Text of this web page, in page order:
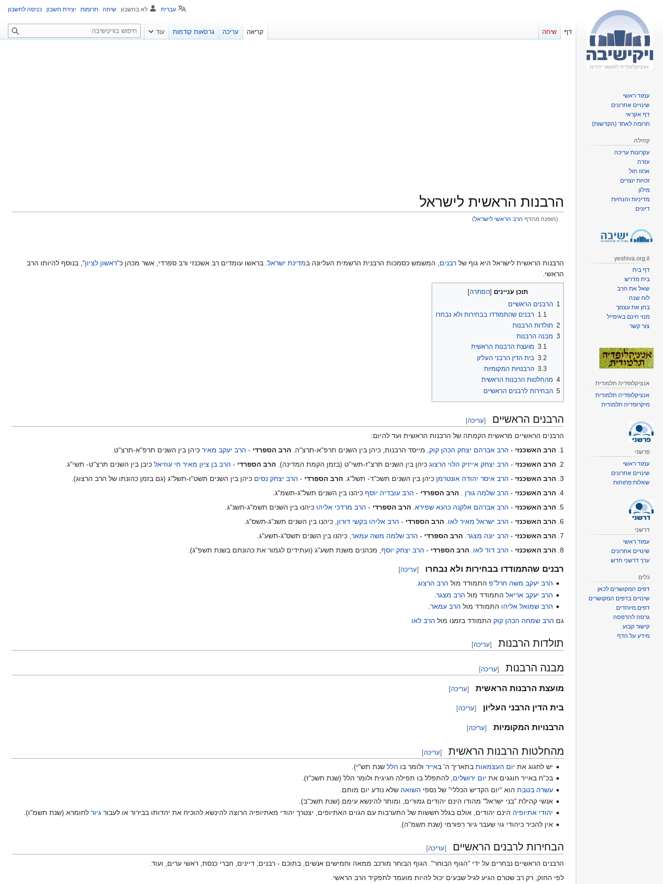
הרבנות הראשית לישראל
(הופנה מהדף הרב הראשי לישראל)
הרבנות הראשית לישראל היא גוף של רבנים , המשמש כסמכות הרבנית הרשמית העליונה במדינת ישראל . בראשו עומדים רב אשכנזי ורב ספרדי, אשר מכהן כ"ראשון לציון", בנוסף להיותו הרב
הראשי.
תוכן עניינים
1 הרבנים הראשיים
1.1 רבנים שהתמודדו בבחירות ולא נבחרו
2 תולדות הרבנות
3 מבנה הרבנות
3.1 מועצת הרבנות הראשית
3.2 בית הדין הרבני העליון
3.3 הרבנויות המקומיות
4 מהחלטות הרבנות הראשית
5 הבחירות לרבנים הראשיים
הרבנים הראשיים [עריכה]
הרבנים הראשיים מראשית הקמתה של הרבנות הראשית ועד להיום:
1. הרב האשכנזי - הרב אברהם יצחק הכהן קוק , מייסד הרבנות, כיהן בין השנים תרפ"א-תרצ"ה. הרב הספרדי - הרב יעקב מאיר כיהן בין השנים תרפ"א-תרצ"ט.
2. הרב האשכנזי - הרב יצחק אייזיק הלוי הרצוג כיהן בין השנים תרצ"ז-תשי"ט (בזמן הקמת המדינה). הרב הספרדי - הרב בן ציון מאיר חי עוזיאל כיבן בין השנים תרצ"ט- תשי"ג.
3. הרב האשכנזי - הרב איסר יהודה אונטרמן כיהן בין השנים תשכ"ד- תשל"ג. הרב הספרדי - הרב יצחק נסים כיהן בין השנים תשט"ו-תשל"ג (גם בזמן כהונתו של הרב הרצוג).
4. הרב האשכנזי - הרב שלמה גורן הרב הספרדי - הרב עובדיה יוסף כיהנו בין השנים תשל"ג-תשמ"ג.
5. הרב האשכנזי - הרב אברהם אלקנה כהנא שפירא הרב הספרדי - הרב מרדכי אליהו כיהנו בין השנים תשמ"ג-תשנ"ג.
6. הרב האשכנזי - הרב ישראל מאיר לאו הרב הספרדי - הרב אליהו בקשי דורון , כיהנו בין השנים תשנ"ג-תשס"ג.
7. הרב האשכנזי - הרב יונה מצגר הרב הספרדי - הרב שלמה משה עמאר , כיהנו בין השנים תשס"ג-תשע"ג.
8. הרב האשכנזי - הרב דוד לאו הרב הספרדי - הרב יצחק יוסף , מכהנים משנת תשע"ג (ועתידים לגמור את כהונתם בשנת תשפ"ג).
רבנים שהתמודדו בבחירות ולא נבחרו [עריכה]
הרב יעקב משה חרל"פ התמודד מול הרב הרצוג.
הרב יעקב אריאל התמודד מול הרב מצגר
הרב שמואל אליהו התמודד מול הרב עמאר
גם הרב שמחה הכהן קוק התמודד בזמנו מול הרב לאו
תולדות הרבנות [עריכה]
מבנה הרבנות [עריכה]
מועצת הרבנות הראשית [עריכה]
בית הדין הרבני העליון [עריכה]
הרבנויות המקומיות [עריכה]
מהחלטות הרבנות הראשית [עריכה]
יש לחגוג את יום העצמאות בתאריך ה' באייר ולומר בו הלל שנת תש"י).
בכ"ח באייר חוגגים את יום ירושלים , להתפלל בו תפילה חגיגית ולומר הלל (שנת תשכ"ז).
עשרה בטבת הוא "יום הקדיש הכללי" של נספי השואה שלא נודע יום מותם.
אנשי קהילת "בני ישראל" מהודו הינם יהודים גמורים, ומותר להינשא עימם (שנת תשכ"ב).
יהודי אתיופיה הינם יהודים, אולם בגלל חששות של התערבות עם הגוים האתיופים, יצטרך יהודי מאתיופיה הרוצה להינשא להוכיח את יהדותו בבירור או לעבורגיור לחומרא (שנת תשמ"ו).
אין להכיר כיהודי גוי שעבר גיור רפורמי (שנת תשמ"ה).
הבחירות לרבנים הראשיים [עריכה]
הרבנים הראשיים נבחרים על ידי "הגוף הבוחר". הגוף הבוחר מורכב ממאה וחמישים אנשים, בתוכם - רבנים, דיינים, חברי כנסת, ראשי ערים, ועוד.
לפי החוק, רק רב שטרם הגיע לגיל שבעים יכול להיות מועמד לתפקיד הרב הראשי.
עברית לא בחשבון שיחה תרומות יצירת חשבון כניסה לחשבון
דף שיחה קריאה עריכה גרסאות קודמות עוד
ח
י
עמוד ראשי
שינויים אחרונים
דף אקראי
תרומה לאתר (הקדשות)
קהילה
עקרונות עריכה
עזרה
ארגז חול
זכויות יוצרים
מילון
מדיניות והנחיות
דיונים
yeshiva.org.il
דף בית
בית מדרש
שאל את הרב
לוח שנה
בחן את עצמך
מנוי חינם באימייל
צור קשר
אנציקלופדיה תלמודית
אנציקלופדיה תלמודית
מיקרופדיה תלמודית
פרשני
עמוד ראשי
שינויים אחרונים
שאלות פתוחות
דרשני
עמוד ראשי
שינויים אחרונים
ערך דרשני חדש
כלים
דפים המקושרים לכאן
שינויים בדפים המקושרים
דפים מיוחדים
גרסה להדפסה
קישור קבוע
מידע על הדף